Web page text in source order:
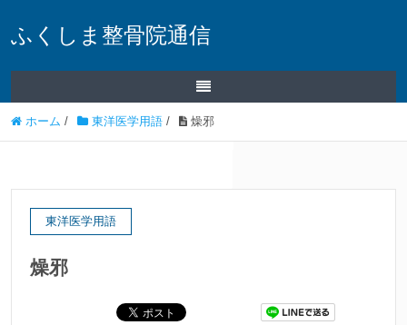
ふくしま整骨院通信
ホーム / 東洋医学用語 / 燥邪
東洋医学用語
燥邪